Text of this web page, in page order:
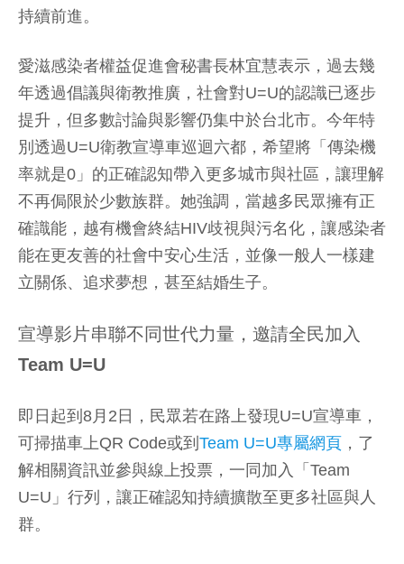
持續前進。
愛滋感染者權益促進會秘書長林宜慧表示，過去幾
年透過倡議與衛教推廣，社會對U=U的認識已逐步
提升，但多數討論與影響仍集中於台北市。今年特
別透過U=U衛教宣導車巡迴六都，希望將「傳染機
率就是0」的正確認知帶入更多城市與社區，讓理解
不再侷限於少數族群。她強調，當越多民眾擁有正
確識能，越有機會終結HIV歧視與污名化，讓感染者
能在更友善的社會中安心生活，並像一般人一樣建
立關係、追求夢想，甚至結婚生子。
宣導影片串聯不同世代力量，邀請全民加入
Team U=U
即日起到8月2日，民眾若在路上發現U=U宣導車，
可掃描車上QR Code或到 Team U=U專屬網頁 ，了
解相關資訊並參與線上投票，一同加入「Team
U=U」行列，讓正確認知持續擴散至更多社區與人
群。